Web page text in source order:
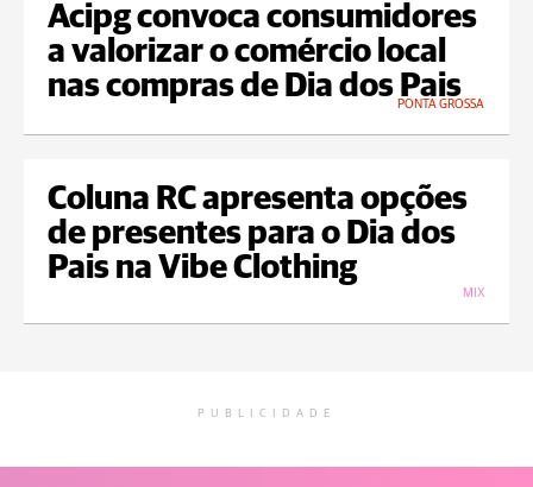
Acipg convoca consumidores
a valorizar o comércio local
nas compras de Dia dos Pais
PONTA GROSSA
Coluna RC apresenta opções
de presentes para o Dia dos
Pais na Vibe Clothing
MIX
PUBLICIDADE